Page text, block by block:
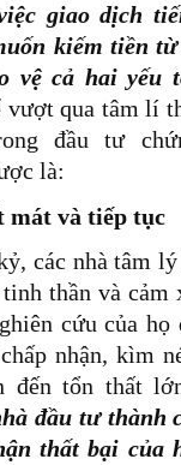
giao dịch
kiếm tiền
vệ cả hai yếu
vượt qua tâm lí
đầu tư
là:
mát và tiếp tục
các nhà tâm
thần và cảm
cứu của
nhận, kìm
đến tổn thất
đầu tư thành
thất bại của